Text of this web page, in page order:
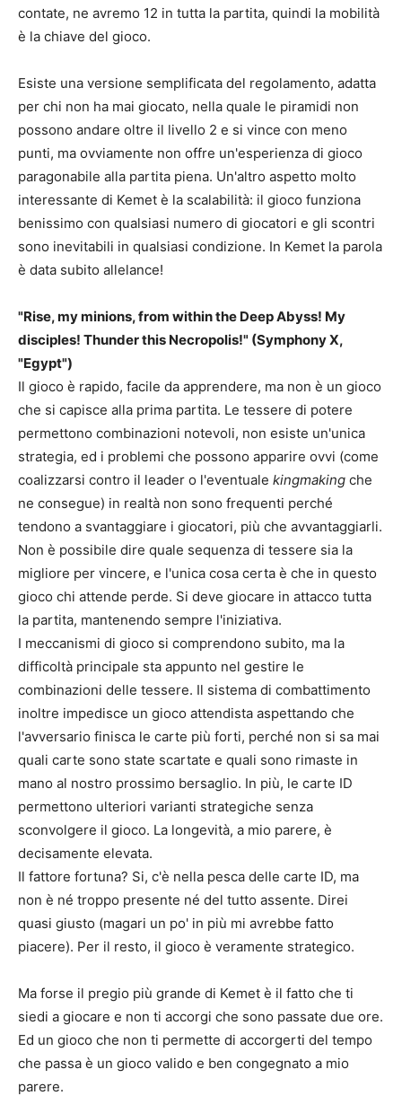
contate, ne avremo 12 in tutta la partita, quindi la mobilità
è la chiave del gioco.
Esiste una versione semplificata del regolamento, adatta
per chi non ha mai giocato, nella quale le piramidi non
possono andare oltre il livello 2 e si vince con meno
punti, ma ovviamente non offre un'esperienza di gioco
paragonabile alla partita piena. Un'altro aspetto molto
interessante di Kemet è la scalabilità: il gioco funziona
benissimo con qualsiasi numero di giocatori e gli scontri
sono inevitabili in qualsiasi condizione. In Kemet la parola
è data subito allelance!
"Rise, my minions, from within the Deep Abyss! My
disciples! Thunder this Necropolis!" (Symphony X,
"Egypt")
Il gioco è rapido, facile da apprendere, ma non è un gioco
che si capisce alla prima partita. Le tessere di potere
permettono combinazioni notevoli, non esiste un'unica
strategia, ed i problemi che possono apparire ovvi (come
coalizzarsi contro il leader o l'eventuale kingmaking che
ne consegue) in realtà non sono frequenti perché
tendono a svantaggiare i giocatori, più che avvantaggiarli.
Non è possibile dire quale sequenza di tessere sia la
migliore per vincere, e l'unica cosa certa è che in questo
gioco chi attende perde. Si deve giocare in attacco tutta
la partita, mantenendo sempre l'iniziativa.
I meccanismi di gioco si comprendono subito, ma la
difficoltà principale sta appunto nel gestire le
combinazioni delle tessere. Il sistema di combattimento
inoltre impedisce un gioco attendista aspettando che
l'avversario finisca le carte più forti, perché non si sa mai
quali carte sono state scartate e quali sono rimaste in
mano al nostro prossimo bersaglio. In più, le carte ID
permettono ulteriori varianti strategiche senza
sconvolgere il gioco. La longevità, a mio parere, è
decisamente elevata.
Il fattore fortuna? Si, c'è nella pesca delle carte ID, ma
non è né troppo presente né del tutto assente. Direi
quasi giusto (magari un po' in più mi avrebbe fatto
piacere). Per il resto, il gioco è veramente strategico.
Ma forse il pregio più grande di Kemet è il fatto che ti
siedi a giocare e non ti accorgi che sono passate due ore.
Ed un gioco che non ti permette di accorgerti del tempo
che passa è un gioco valido e ben congegnato a mio
parere.